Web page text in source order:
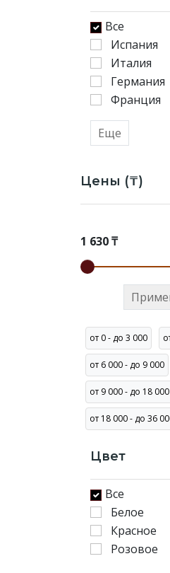
других
стран.
Чтобы
подобрать
ваш
напиток,
воспользуйтесь
ссылками
снизу.
начать
каталога.
Все
Испания
Италия
Германия
Франция
Еще
Цены (₸)
1 630 ₸
от 0 - до 3 000
от 6 000 - до 9 000
от 9 000 - до 18 000
от 18 000 - до 36
Цвет
Все
Белое
Красное
Розовое